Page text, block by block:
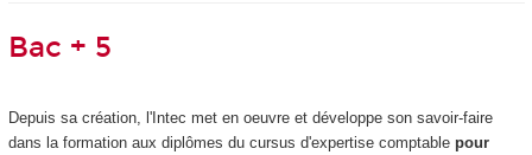
Bac + 5
Depuis sa création, l'Intec met en oeuvre et développe son savoir-faire
dans la formation aux diplômes du cursus d'expertise comptable pour